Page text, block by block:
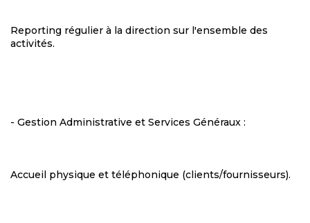
Reporting régulier à la direction sur l'ensemble des
activités.
- Gestion Administrative et Services Généraux :
Accueil physique et téléphonique (clients/fournisseurs).